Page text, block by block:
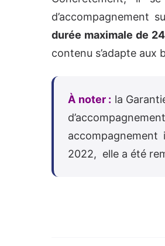
d’accompagnement
durée maximale de
contenu s’adapte aux
À noter : la
2022, elle a été